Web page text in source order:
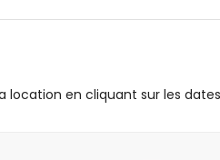
location en cliquant sur les